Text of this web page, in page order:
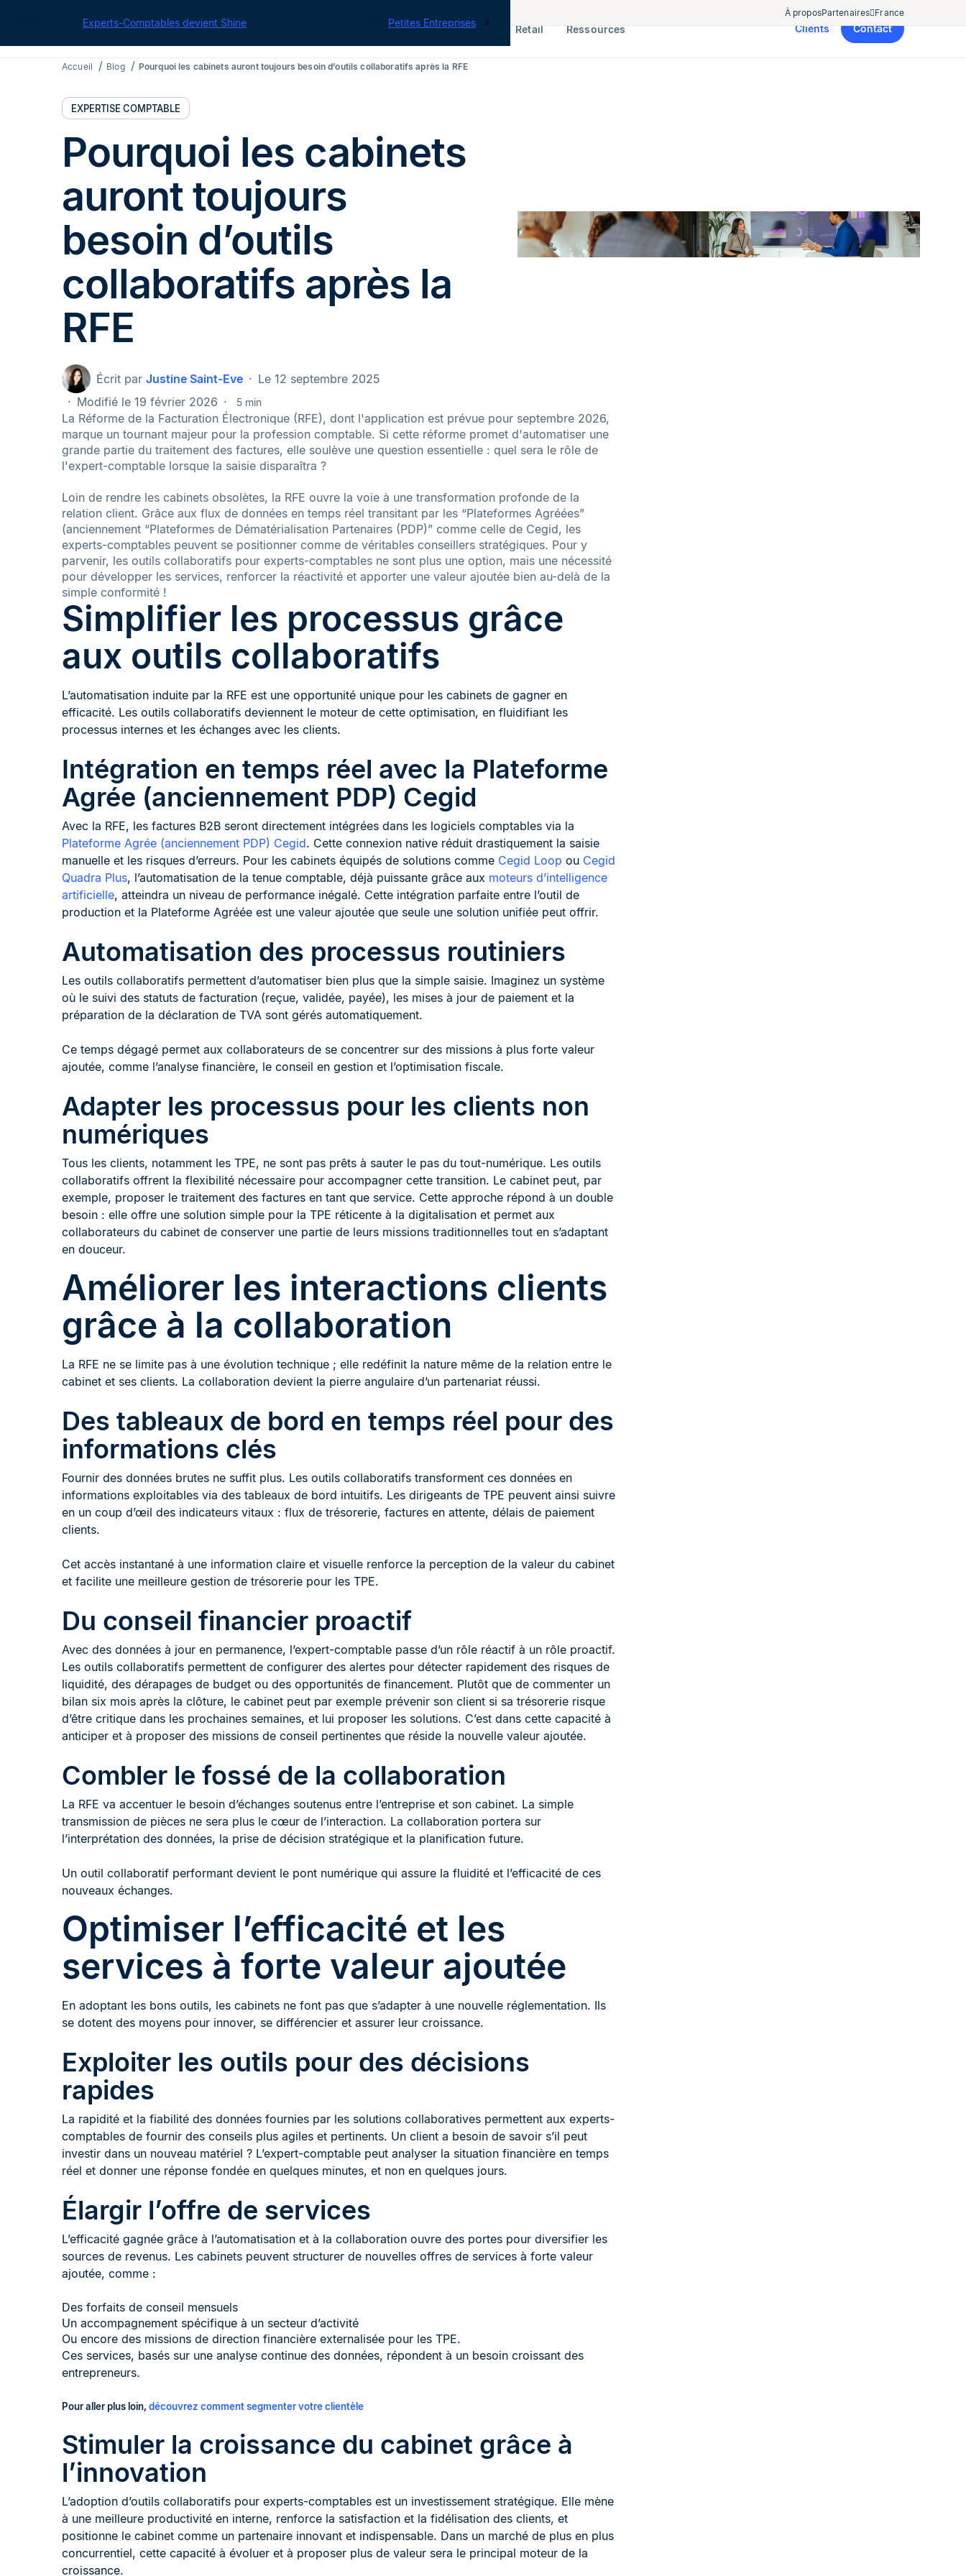
Experts-Comptables devient Shine Petites Entreprises
À proposPartenaires France
ERP Finance Retail Ressources Clients Contact
Accueil Blog Pourquoi les cabinets auront toujours besoin d’outils collaboratifs après la RFE
EXPERTISE COMPTABLE
Pourquoi les cabinets
auront toujours
besoin d’outils
collaboratifs après la
RFE
Écrit par Justine Saint-Eve
Le 12 septembre 2025
Modifié le 19 février 2026
5 min
La Réforme de la Facturation Électronique (RFE), dont l'application est prévue pour septembre 2026,
marque un tournant majeur pour la profession comptable. Si cette réforme promet d'automatiser une
grande partie du traitement des factures, elle soulève une question essentielle : quel sera le rôle de
l'expert-comptable lorsque la saisie disparaîtra ?
Loin de rendre les cabinets obsolètes, la RFE ouvre la voie à une transformation profonde de la
relation client. Grâce aux flux de données en temps réel transitant par les “Plateformes Agréées”
(anciennement “Plateformes de Dématérialisation Partenaires (PDP)” comme celle de Cegid, les
experts-comptables peuvent se positionner comme de véritables conseillers stratégiques. Pour y
parvenir, les outils collaboratifs pour experts-comptables ne sont plus une option, mais une nécessité
pour développer les services, renforcer la réactivité et apporter une valeur ajoutée bien au-delà de la
simple conformité !
Simplifier les processus grâce
aux outils collaboratifs
L’automatisation induite par la RFE est une opportunité unique pour les cabinets de gagner en
efficacité. Les outils collaboratifs deviennent le moteur de cette optimisation, en fluidifiant les
processus internes et les échanges avec les clients.
Intégration en temps réel avec la Plateforme
Agrée (anciennement PDP) Cegid
Avec la RFE, les factures B2B seront directement intégrées dans les logiciels comptables via la
Plateforme Agrée (anciennement PDP) Cegid. Cette connexion native réduit drastiquement la saisie
manuelle et les risques d’erreurs. Pour les cabinets équipés de solutions comme Cegid Loop ou Cegid
Quadra Plus, l’automatisation de la tenue comptable, déjà puissante grâce aux moteurs d’intelligence
artificielle, atteindra un niveau de performance inégalé. Cette intégration parfaite entre l’outil de
production et la Plateforme Agréée est une valeur ajoutée que seule une solution unifiée peut offrir.
Automatisation des processus routiniers
Les outils collaboratifs permettent d’automatiser bien plus que la simple saisie. Imaginez un système
où le suivi des statuts de facturation (reçue, validée, payée), les mises à jour de paiement et la
préparation de la déclaration de TVA sont gérés automatiquement.
Ce temps dégagé permet aux collaborateurs de se concentrer sur des missions à plus forte valeur
ajoutée, comme l’analyse financière, le conseil en gestion et l’optimisation fiscale.
Adapter les processus pour les clients non
numériques
Tous les clients, notamment les TPE, ne sont pas prêts à sauter le pas du tout-numérique. Les outils
collaboratifs offrent la flexibilité nécessaire pour accompagner cette transition. Le cabinet peut, par
exemple, proposer le traitement des factures en tant que service. Cette approche répond à un double
besoin : elle offre une solution simple pour la TPE réticente à la digitalisation et permet aux
collaborateurs du cabinet de conserver une partie de leurs missions traditionnelles tout en s’adaptant
en douceur.
Améliorer les interactions clients
grâce à la collaboration
La RFE ne se limite pas à une évolution technique ; elle redéfinit la nature même de la relation entre le
cabinet et ses clients. La collaboration devient la pierre angulaire d’un partenariat réussi.
Des tableaux de bord en temps réel pour des
informations clés
Fournir des données brutes ne suffit plus. Les outils collaboratifs transforment ces données en
informations exploitables via des tableaux de bord intuitifs. Les dirigeants de TPE peuvent ainsi suivre
en un coup d’œil des indicateurs vitaux : flux de trésorerie, factures en attente, délais de paiement
clients.
Cet accès instantané à une information claire et visuelle renforce la perception de la valeur du cabinet
et facilite une meilleure gestion de trésorerie pour les TPE.
Du conseil financier proactif
Avec des données à jour en permanence, l’expert-comptable passe d’un rôle réactif à un rôle proactif.
Les outils collaboratifs permettent de configurer des alertes pour détecter rapidement des risques de
liquidité, des dérapages de budget ou des opportunités de financement. Plutôt que de commenter un
bilan six mois après la clôture, le cabinet peut par exemple prévenir son client si sa trésorerie risque
d’être critique dans les prochaines semaines, et lui proposer les solutions. C’est dans cette capacité à
anticiper et à proposer des missions de conseil pertinentes que réside la nouvelle valeur ajoutée.
Combler le fossé de la collaboration
La RFE va accentuer le besoin d’échanges soutenus entre l’entreprise et son cabinet. La simple
transmission de pièces ne sera plus le cœur de l’interaction. La collaboration portera sur
l’interprétation des données, la prise de décision stratégique et la planification future.
Un outil collaboratif performant devient le pont numérique qui assure la fluidité et l’efficacité de ces
nouveaux échanges.
Optimiser l’efficacité et les
services à forte valeur ajoutée
En adoptant les bons outils, les cabinets ne font pas que s’adapter à une nouvelle réglementation. Ils
se dotent des moyens pour innover, se différencier et assurer leur croissance.
Exploiter les outils pour des décisions
rapides
La rapidité et la fiabilité des données fournies par les solutions collaboratives permettent aux experts-
comptables de fournir des conseils plus agiles et pertinents. Un client a besoin de savoir s’il peut
investir dans un nouveau matériel ? L’expert-comptable peut analyser la situation financière en temps
réel et donner une réponse fondée en quelques minutes, et non en quelques jours.
Élargir l’offre de services
L’efficacité gagnée grâce à l’automatisation et à la collaboration ouvre des portes pour diversifier les
sources de revenus. Les cabinets peuvent structurer de nouvelles offres de services à forte valeur
ajoutée, comme :
Des forfaits de conseil mensuels
Un accompagnement spécifique à un secteur d’activité
Ou encore des missions de direction financière externalisée pour les TPE.
Ces services, basés sur une analyse continue des données, répondent à un besoin croissant des
entrepreneurs.
Pour aller plus loin, découvrez comment segmenter votre clientèle
Stimuler la croissance du cabinet grâce à
l’innovation
L’adoption d’outils collaboratifs pour experts-comptables est un investissement stratégique. Elle mène
à une meilleure productivité en interne, renforce la satisfaction et la fidélisation des clients, et
positionne le cabinet comme un partenaire innovant et indispensable. Dans un marché de plus en plus
concurrentiel, cette capacité à évoluer et à proposer plus de valeur sera le principal moteur de la
croissance.